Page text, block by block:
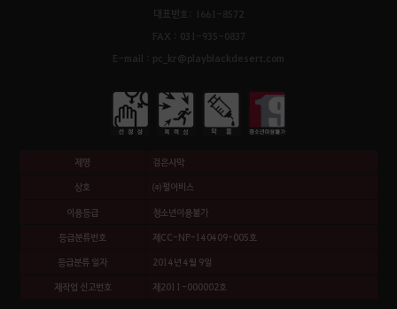
대표번호: 1661-8572
FAX : 031-935-0837
E-mail : pc_kr@playblackdesert.com
제명 검은사막
상호 ㈜펄어비스
이용등급 청소년이용불가
등급분류번호 제CC-NP-140409-005호
등급분류 일자 2014년 4월 9일
제작업 신고번호 제2011-000002호